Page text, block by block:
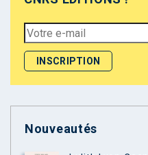
Nouveautés